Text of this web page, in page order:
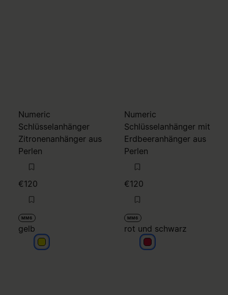
Numeric
Schlüsselanhänger
Zitronenanhänger aus
Perlen
€120
MM6
gelb
gelb
Numeric
Schlüsselanhänger mit
Erdbeeranhänger aus
Perlen
€120
MM6
rot und schwarz
rot und schwarz